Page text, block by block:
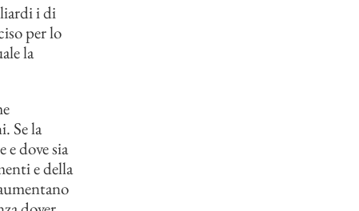
i di
per lo
la
Se la
dove sia
e della